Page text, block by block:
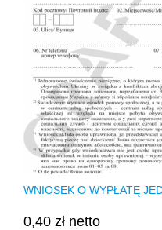
WNIOSEK O WYPŁATĘ
0,40 zł netto